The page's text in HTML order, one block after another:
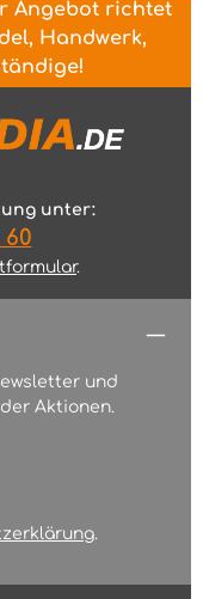
Angebot richtet
Handwerk,
unter:
60
.
und
Aktionen.
.